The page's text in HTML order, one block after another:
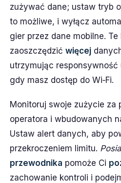
zużywać dane; ustaw tryb
to możliwe, i wyłącz
gier przez dane mobilne.
zaoszczędzić więcej
utrzymując
gdy masz dostęp do Wi‑Fi.
Monitoruj swoje zużycie za
operatora i wbudowanych
Ustaw alert danych, aby
przekroczeniem limitu.
przewodnika pomoże Ci
zachowanie kontroli i